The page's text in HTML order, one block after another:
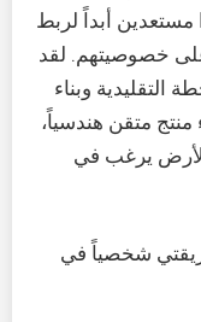
مستعدين أبداً لربط
على خصوصيتهم. لقد
التقليدية وبناء
منتج متقن هندسياً،
يرغب في
شخصياً في